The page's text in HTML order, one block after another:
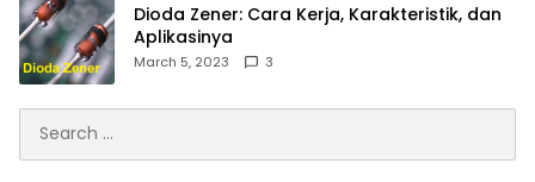
Dioda Zener: Cara Kerja, Karakteristik, dan
Aplikasinya
March 5, 2023 3
for: